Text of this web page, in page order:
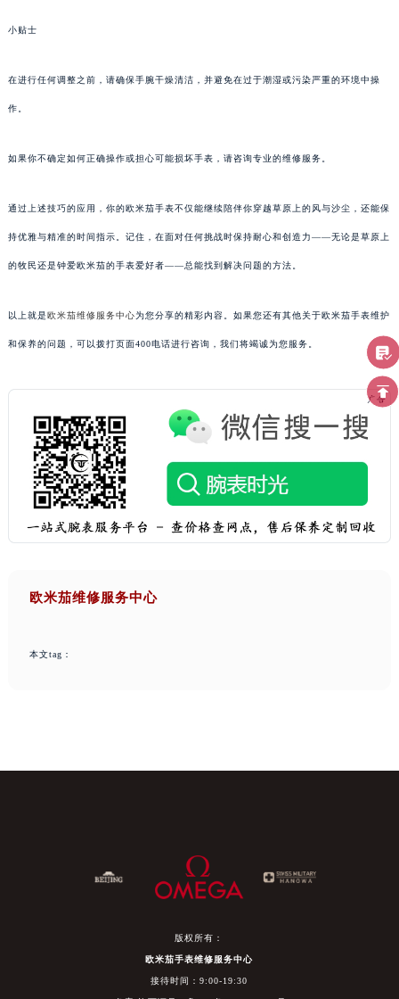
小贴士
在进行任何调整之前，请确保手腕干燥清洁，并避免在过于潮湿或污染严重的环境中操
作。
如果你不确定如何正确操作或担心可能损坏手表，请咨询专业的维修服务。
通过上述技巧的应用，你的欧米茄手表不仅能继续陪伴你穿越草原上的风与沙尘，还能保
持优雅与精准的时间指示。记住，在面对任何挑战时保持耐心和创造力——无论是草原上
的牧民还是钟爱欧米茄的手表爱好者——总能找到解决问题的方法。
以上就是欧米茄维修服务中心为您分享的精彩内容。如果您还有其他关于欧米茄手表维护
和保养的问题，可以拨打页面400电话进行咨询，我们将竭诚为您服务。
欧米茄维修服务中心
本文tag：
版权所有：
欧米茄手表维修服务中心
接待时间：9:00-19:30